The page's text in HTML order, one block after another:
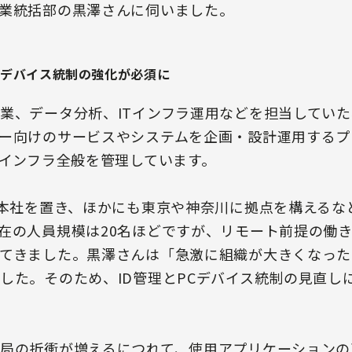
統括部の黒澤さんに伺いました。
バイス統制の強化が必須に
、データ分析、ITインフラ運用などを担当してい
向けのサービスやシステムを企画・設計運用する
フラ全般を管理しています。
社を置き、ほかにも東京や神奈川に拠点を構える
の人員規模は20名ほどですが、リモート前提の働
きました。黒澤さんは「急激に組織が大きくなっ
た。そのため、ID管理とPCデバイス統制の見直し
の折衝が増えるにつれて、使用アプリケーション